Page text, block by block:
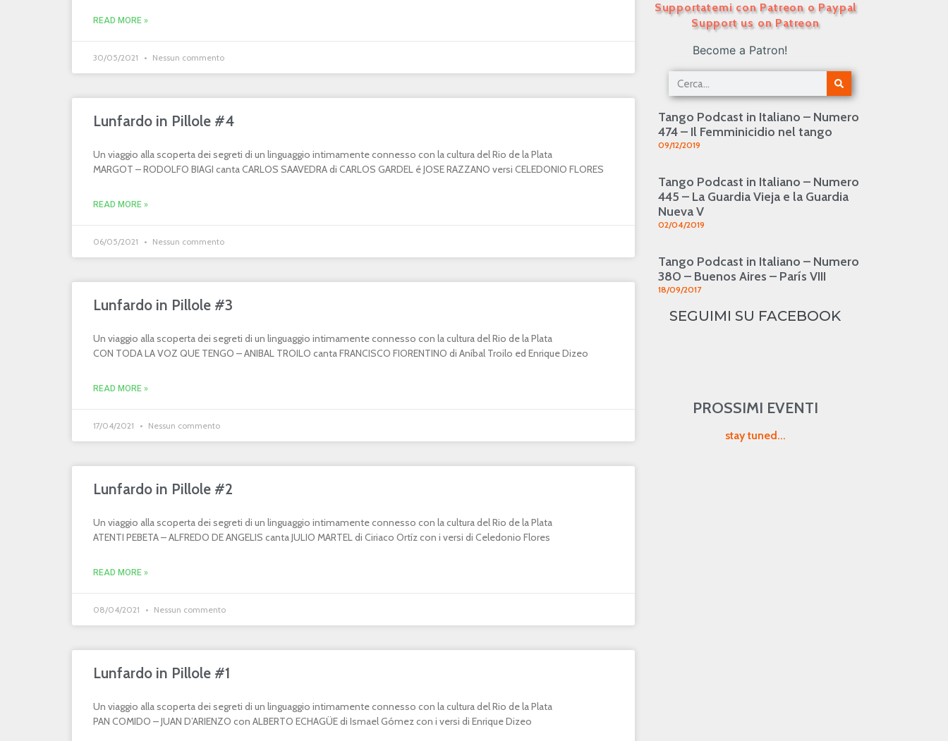
READ MORE »
30/05/2021 Nessun commento
Lunfardo in Pillole #4
Un viaggio alla scoperta dei segreti di un linguaggio intimamente connesso con la cultura del Rio de la Plata
MARGOT – RODOLFO BIAGI canta CARLOS SAAVEDRA di CARLOS GARDEL é JOSE RAZZANO versi CELEDONIO FLORES
READ MORE »
06/05/2021 Nessun commento
Lunfardo in Pillole #3
Un viaggio alla scoperta dei segreti di un linguaggio intimamente connesso con la cultura del Rio de la Plata
CON TODA LA VOZ QUE TENGO – ANIBAL TROILO canta FRANCISCO FIORENTINO di Aníbal Troilo ed Enrique Dizeo
READ MORE »
17/04/2021 Nessun commento
Lunfardo in Pillole #2
Un viaggio alla scoperta dei segreti di un linguaggio intimamente connesso con la cultura del Rio de la Plata
ATENTI PEBETA – ALFREDO DE ANGELIS canta JULIO MARTEL di Ciriaco Ortíz con i versi di Celedonio Flores
READ MORE »
08/04/2021 Nessun commento
Lunfardo in Pillole #1
Un viaggio alla scoperta dei segreti di un linguaggio intimamente connesso con la cultura del Rio de la Plata
PAN COMIDO – JUAN D’ARIENZO con ALBERTO ECHAGÜE di Ismael Gómez con i versi di Enrique Dizeo
Supportatemi con Patreon o Paypal
Support us on Patreon
Become a Patron!
Tango Podcast in Italiano – Numero
474 – Il Femminicidio nel tango
09/12/2019
Tango Podcast in Italiano – Numero
445 – La Guardia Vieja e la Guardia
Nueva V
02/04/2019
Tango Podcast in Italiano – Numero
380 – Buenos Aires – París VIII
18/09/2017
SEGUIMI SU FACEBOOK
PROSSIMI EVENTI
stay tuned...